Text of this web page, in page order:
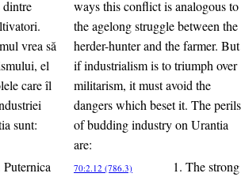
dintre
vrea să
el
care îl
sunt:
ways this conflict is analogous to
the agelong struggle between the
herder-hunter and the farmer. But
if industrialism is to triumph over
militarism, it must avoid the
dangers which beset it. The perils
of budding industry on Urantia
are:
Puternica
70:2.12 (786.3)
1. The strong